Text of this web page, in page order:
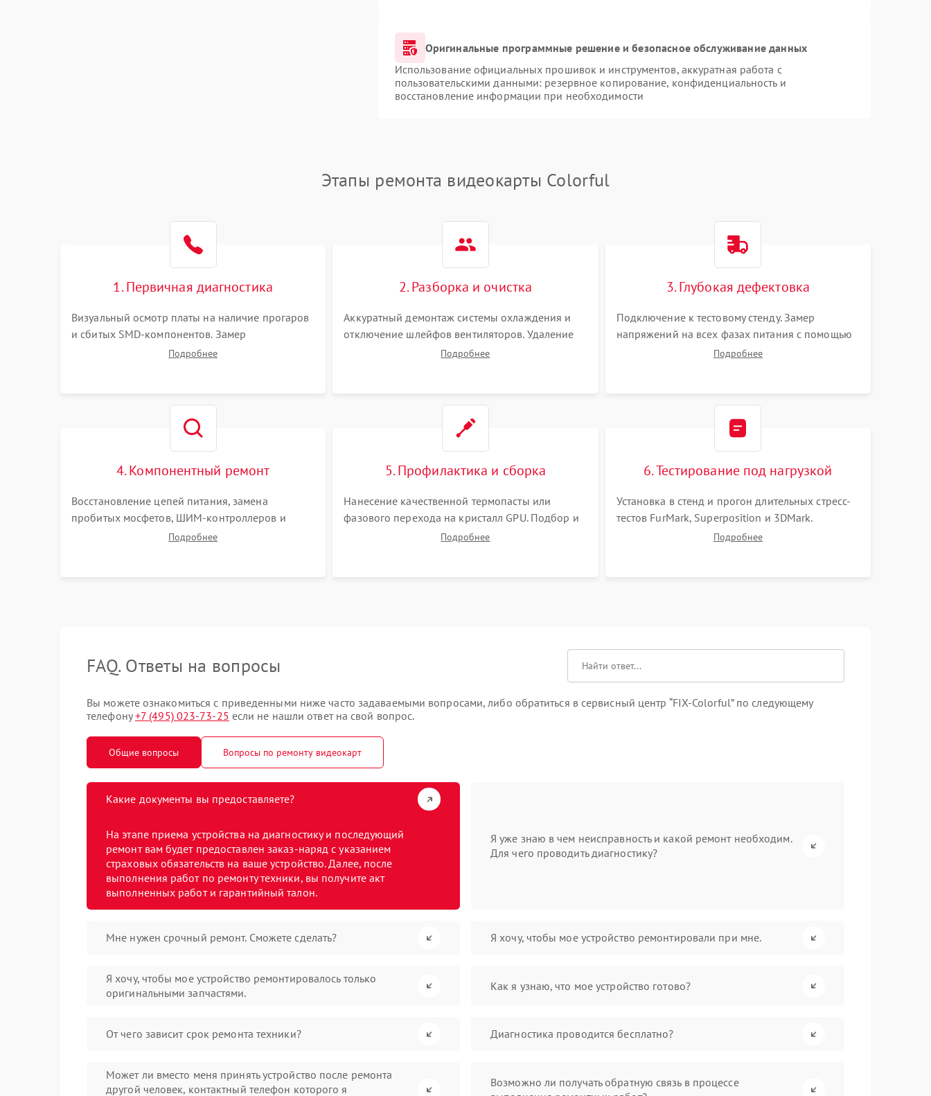
Оригинальные программные решение и безопасное обслуживание данных
Использование официальных прошивок и инструментов, аккуратная работа с
пользовательскими данными: резервное копирование, конфиденциальность и
восстановление информации при необходимости
Этапы ремонта видеокарты Colorful
1. Первичная диагностика
Визуальный осмотр платы на наличие прогаров
и сбитых SMD-компонентов. Замер
сопротивлений на линиях питания PCI-E и
Подробнее
2. Разборка и очистка
Аккуратный демонтаж системы охлаждения и
отключение шлейфов вентиляторов. Удаление
старой термопасты с кристалла графического
Подробнее
3. Глубокая дефектовка
Подключение к тестовому стенду. Замер
напряжений на всех фазах питания с помощью
осциллографа. Проверка инициализации.
Подробнее
4. Компонентный ремонт
Восстановление цепей питания, замена
пробитых мосфетов, ШИМ-контроллеров и
предохранителей. BGA-пайка на инфракрасной
Подробнее
5. Профилактика и сборка
Нанесение качественной термопасты или
фазового перехода на кристалл GPU. Подбор и
установка новых термопрокладок правильной
Подробнее
6. Тестирование под нагрузкой
Установка в стенд и прогон длительных стресс-
тестов FurMark, Superposition и 3DMark.
Мониторинг температур графического чипа и
Подробнее
FAQ. Ответы на вопросы
Вы можете ознакомиться с приведенными ниже часто задаваемыми вопросами, либо обратиться в сервисный центр “FIX-Colorful” по следующему
телефону+7 (495) 023-73-25 если не нашли ответ на свой вопрос.
Общие вопросы Вопросы по ремонту видеокарт
Какие документы вы предоставляете?
На этапе приема устройства на диагностику и последующий
ремонт вам будет предоставлен заказ-наряд с указанием
страховых обязательств на ваше устройство. Далее, после
выполнения работ по ремонту техники, вы получите акт
выполненных работ и гарантийный талон.
Я уже знаю в чем неисправность и какой ремонт необходим.
Для чего проводить диагностику?
Мне нужен срочный ремонт. Сможете сделать? Я хочу, чтобы мое устройство ремонтировали при мне.
Я хочу, чтобы мое устройство ремонтировалось только
оригинальными запчастями.
Как я узнаю, что мое устройство готово?
От чего зависит срок ремонта техники? Диагностика проводится бесплатно?
Может ли вместо меня принять устройство после ремонта
другой человек, контактный телефон которого я
Возможно ли получать обратную связь в процессе